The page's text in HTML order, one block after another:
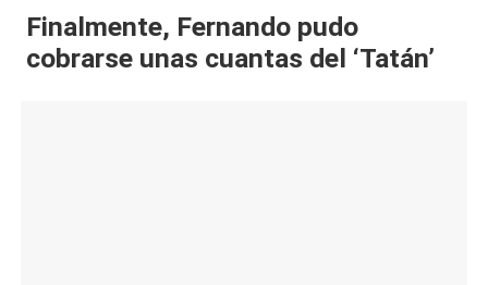
al
it
Finalmente, Fernando pudo
cobrarse unas cuantas del ‘Tatán’